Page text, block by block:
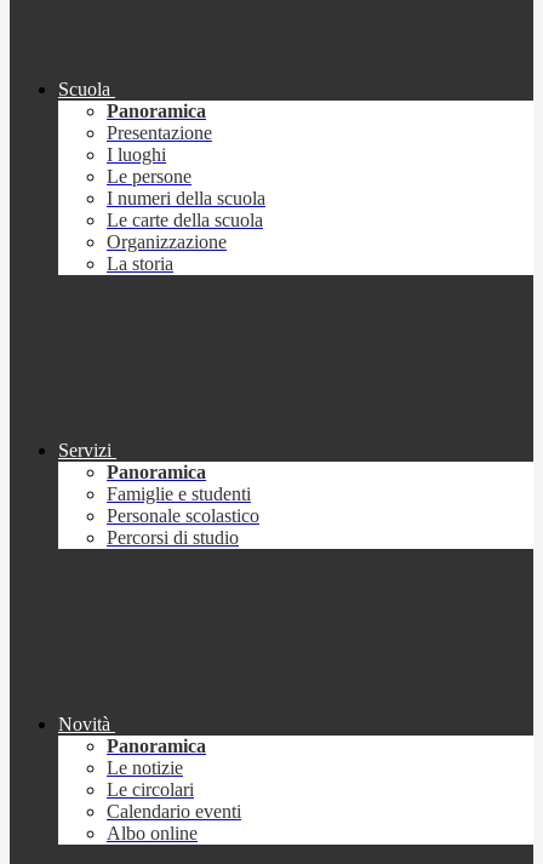
Scuola
Panoramica
Presentazione
I luoghi
Le persone
I numeri della scuola
Le carte della scuola
Organizzazione
La storia
Servizi
Panoramica
Famiglie e studenti
Personale scolastico
Percorsi di studio
Novità
Panoramica
Le notizie
Le circolari
Calendario eventi
Albo online